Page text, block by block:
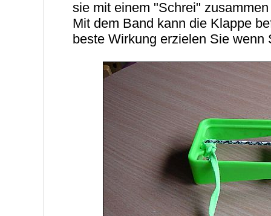
sie mit einem "Schrei"
Mit dem Band kann die Klappe
beste Wirkung erzielen Sie